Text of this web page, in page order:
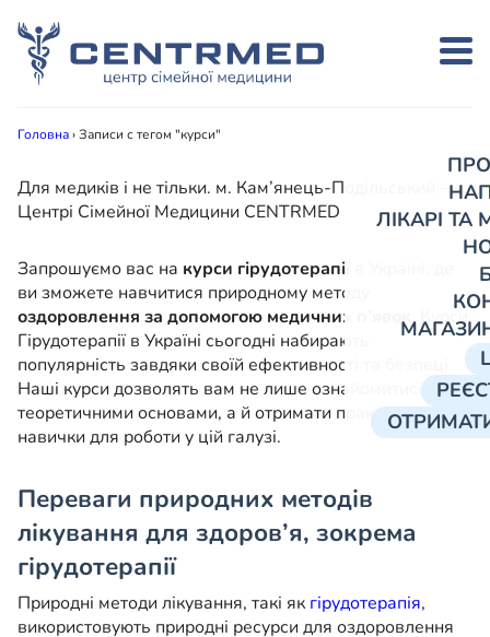
ЛІКАРІ
Головна›Записи с тегом "курси"
Для медиків і не тільки. м. Кам’янець-Подільський —
Центрі Сімейної Медицини CENTRMED
Запрошуємо вас на курси гірудотерапії
ви зможете навчитися природному методу
оздоровлення за допомогою медичних п’явок . Курси
Гірудотерапії в Україні сьогодні набирають
популярність завдяки своїй ефективності та безпеці.
Наші курси дозволять вам не лише ознайомитися з
теоретичними основами, а й отримати практичні
навички для роботи у цій галузі.
Переваги природних методів
лікування для здоров’я, зокрема
гірудотерапії
Природні методи лікування, такі як гірудотерапія,
використовують природні ресурси для оздоровлення